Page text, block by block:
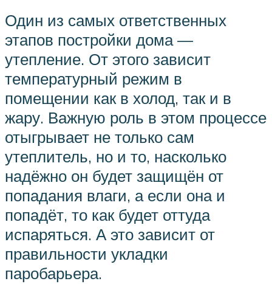
Один из самых ответственных
этапов постройки дома —
утепление. От этого зависит
температурный режим в
помещении как в холод, так и в
жару. Важную роль в этом процессе
отыгрывает не только сам
утеплитель, но и то, насколько
надёжно он будет защищён от
попадания влаги, а если она и
попадёт, то как будет оттуда
испаряться. А это зависит от
правильности укладки
паробарьера.